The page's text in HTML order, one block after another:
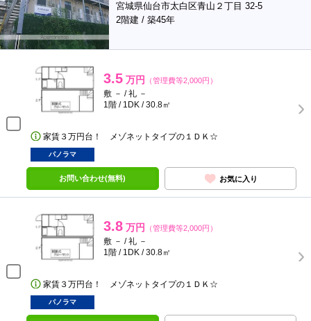
宮城県仙台市太白区青山２丁目 32-5
2階建 / 築45年
3.5 万円 （管理費等2,000円）
敷 － / 礼 －
1階 / 1DK / 30.8㎡
家賃３万円台！ メゾネットタイプの１ＤＫ☆
パノラマ
お問い合わせ(無料) お気に入り
3.8 万円 （管理費等2,000円）
敷 － / 礼 －
1階 / 1DK / 30.8㎡
家賃３万円台！ メゾネットタイプの１ＤＫ☆
パノラマ